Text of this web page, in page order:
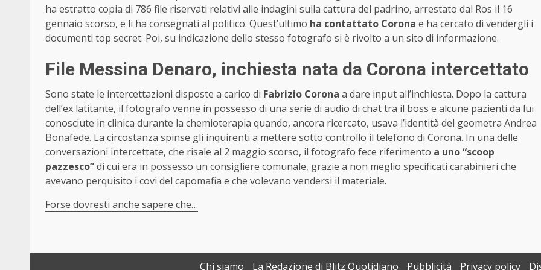
ha estratto copia di 786 file riservati relativi alle indagini sulla cattura del padrino, arrestato dal Ros il 16
gennaio scorso, e li ha consegnati al politico. Quest’ultimo ha contattato Corona e ha cercato di vendergli i
documenti top secret. Poi, su indicazione dello stesso fotografo si è rivolto a un sito di informazione.
File Messina Denaro, inchiesta nata da Corona intercettato
Sono state le intercettazioni disposte a carico di Fabrizio Corona a dare input all’inchiesta. Dopo la cattura
dell’ex latitante, il fotografo venne in possesso di una serie di audio di chat tra il boss e alcune pazienti da lui
conosciute in clinica durante la chemioterapia quando, ancora ricercato, usava l’identità del geometra Andrea
Bonafede. La circostanza spinse gli inquirenti a mettere sotto controllo il telefono di Corona. In una delle
conversazioni intercettate, che risale al 2 maggio scorso, il fotografo fece riferimento a uno “scoop
pazzesco”di cui era in possesso un consigliere comunale, grazie a non meglio specificati carabinieri che
avevano perquisito i covi del capomafia e che volevano vendersi il materiale.
Forse dovresti anche sapere che…
Chi siamo La Redazione di Blitz Quotidiano Pubblicità Privacy policy